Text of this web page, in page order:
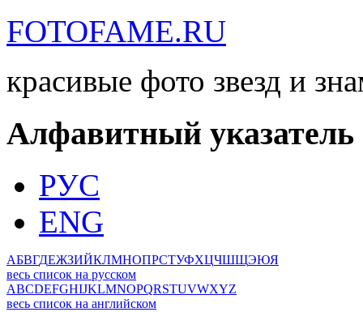
FOTOFAME.RU
красивые фото звезд и
Алфавитный указатель
РУС
ENG
АБВГДЕЖЗИЙКЛМНОПРСТУФХЦЧШЩЭЮЯ
весь список на русском
ABCDEFGHIJKLMNOPQRSTUVWXYZ
весь список на английском